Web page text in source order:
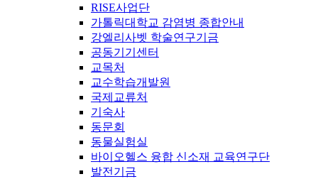
RISE사업단
가톨릭대학교 감염병 종합안내
강엘리사벳 학술연구기금
공동기기센터
교목처
교수학습개발원
국제교류처
기숙사
동문회
동물실험실
바이오헬스 융합 신소재 교육연구단
발전기금